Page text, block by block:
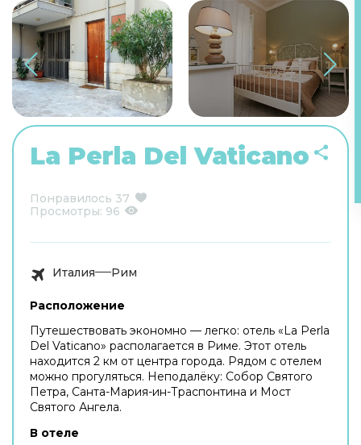
La Perla Del Vaticano
Понравилось 37
Просмотры: 96
Италия Рим
Расположение
Путешествовать экономно — легко: отель «La Perla
Del Vaticano» располагается в Риме. Этот отель
находится 2 км от центра города. Рядом с отелем
можно прогуляться. Неподалёку: Собор Святого
Петра, Санта-Мария-ин-Траспонтина и Мост
Святого Ангела.
В отеле